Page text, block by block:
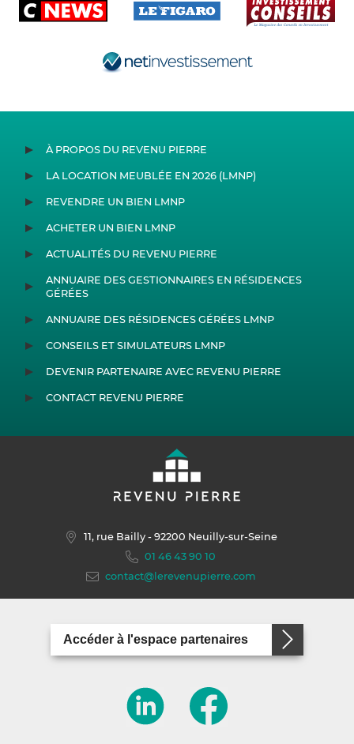
À PROPOS DU REVENU PIERRE
LA LOCATION MEUBLÉE EN 2026 (LMNP)
REVENDRE UN BIEN LMNP
ACHETER UN BIEN LMNP
ACTUALITÉS DU REVENU PIERRE
ANNUAIRE DES GESTIONNAIRES EN RÉSIDENCES
GÉRÉES
ANNUAIRE DES RÉSIDENCES GÉRÉES LMNP
CONSEILS ET SIMULATEURS LMNP
DEVENIR PARTENAIRE AVEC REVENU PIERRE
CONTACT REVENU PIERRE
11, rue Bailly- 92200 Neuilly-sur-Seine
01 46 43 90 10
contact@lerevenupierre.com
Accéder à l'espace partenaires